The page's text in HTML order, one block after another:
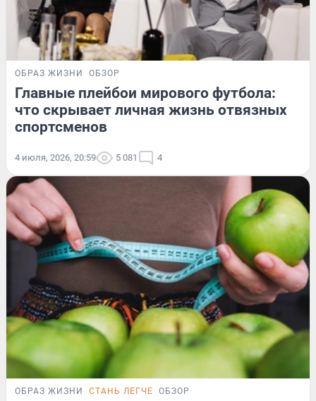
ОБРАЗ ЖИЗНИ ОБЗОР
Главные плейбои мирового футбола:
что скрывает личная жизнь отвязных
спортсменов
4 июля, 2026, 20:59 5 081 4
ОБРАЗ ЖИЗНИ СТАНЬ ЛЕГЧЕ ОБЗОР